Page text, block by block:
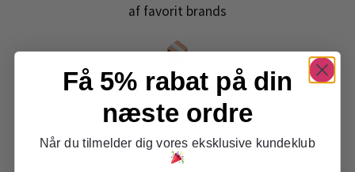
af favorit brands
Gratis levering
ved køb over 399,-
Få 5% rabat på din
næste ordre
Når du tilmelder dig vores eksklusive kundeklub